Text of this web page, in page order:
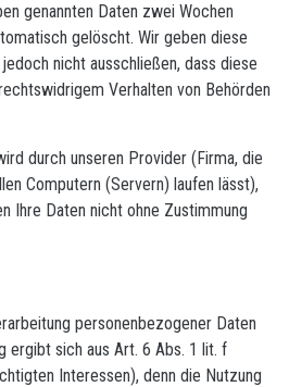
genannten Daten zwei Wochen
gelöscht. Wir geben diese
nicht ausschließen, dass diese
Verhalten von Behörden
durch unseren Provider (Firma, die
Computern (Servern) laufen lässt),
Ihre Daten nicht ohne Zustimmung
personenbezogener Daten
ergibt sich aus Art. 6 Abs. 1 lit. f
Interessen), denn die Nutzung